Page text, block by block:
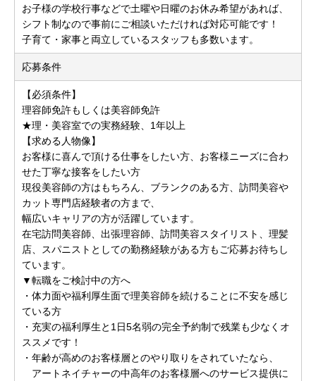
お子様の学校行事などで土曜や日曜のお休み希望があれば、
シフト制なので事前にご相談いただければ対応可能です！
子育て・家事と両立しているスタッフも多数います。
応募条件
【必須条件】
理容師免許もしくは美容師免許
★理・美容室での実務経験、1年以上
【求める人物像】
お客様に喜んで頂ける仕事をしたい方、お客様ニーズに合わ
せた丁寧な接客をしたい方
現役美容師の方はもちろん、ブランクのある方、訪問美容や
カット専門店経験者の方まで、
幅広いキャリアの方が活躍しています。
在宅訪問美容師、出張理容師、訪問美容スタイリスト、理髪
店、スパニストとしての勤務経験がある方もご応募お待ちし
ています。
▼転職をご検討中の方へ
・体力面や福利厚生面で理美容師を続けることに不安を感じ
ている方
・充実の福利厚生と1日5名弱の完全予約制で残業も少なくオ
ススメです！
・年齢が高めのお客様層とのやり取りをされていたなら、
アートネイチャーの中高年のお客様層へのサービス提供に